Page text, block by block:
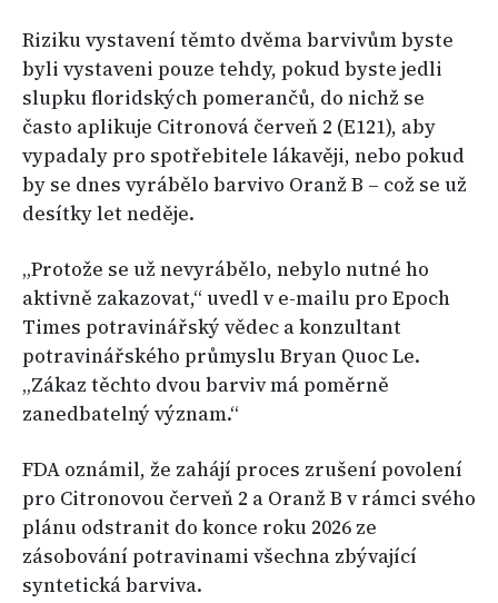
Riziku vystavení těmto dvěma barvivům byste
byli vystaveni pouze tehdy, pokud byste jedli
slupku floridských pomerančů, do nichž se
často aplikuje Citronová červeň 2 (E121), aby
vypadaly pro spotřebitele lákavěji, nebo pokud
by se dnes vyrábělo barvivo Oranž B – což se už
desítky let neděje.
„Protože se už nevyrábělo, nebylo nutné ho
aktivně zakazovat,“ uvedl v e-mailu pro Epoch
Times potravinářský vědec a konzultant
potravinářského průmyslu Bryan Quoc Le.
„Zákaz těchto dvou barviv má poměrně
zanedbatelný význam.“
FDA oznámil, že zahájí proces zrušení povolení
pro Citronovou červeň 2 a Oranž B v rámci svého
plánu odstranit do konce roku 2026 ze
zásobování potravinami všechna zbývající
syntetická barviva.